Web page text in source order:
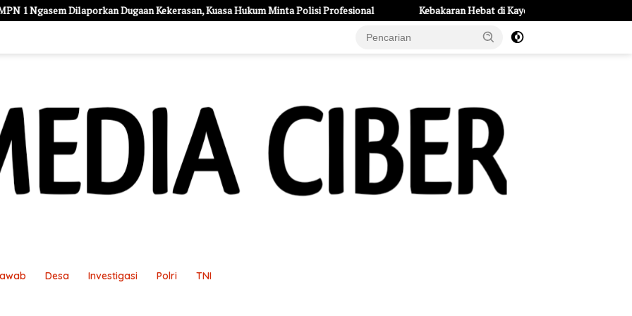
Dugaan Kekerasan, Kuasa Hukum Minta Polisi Profesional Kebakaran Hebat di Kayen Kidul: Rumah dan 6 Kendaraan Ludes,
Desa Investigasi Polri TNI